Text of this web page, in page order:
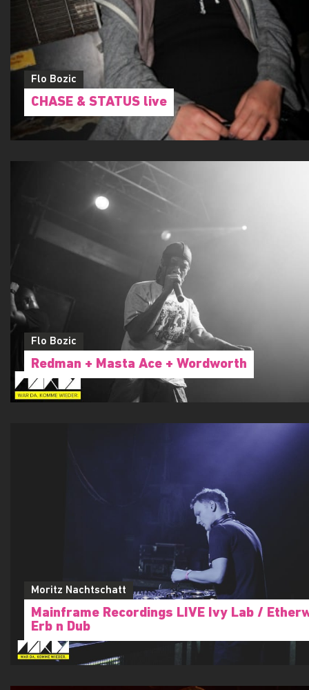
Flo Bozic
CHASE & STATUS live
Flo Bozic
Redman + Masta Ace + Wordworth
Moritz Nachtschatt
Mainframe Recordings LIVE Ivy Lab /
Erb n Dub